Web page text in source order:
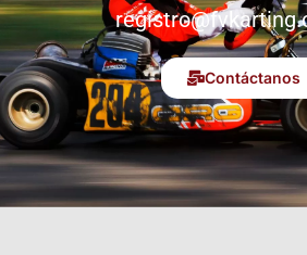
Contáctanos